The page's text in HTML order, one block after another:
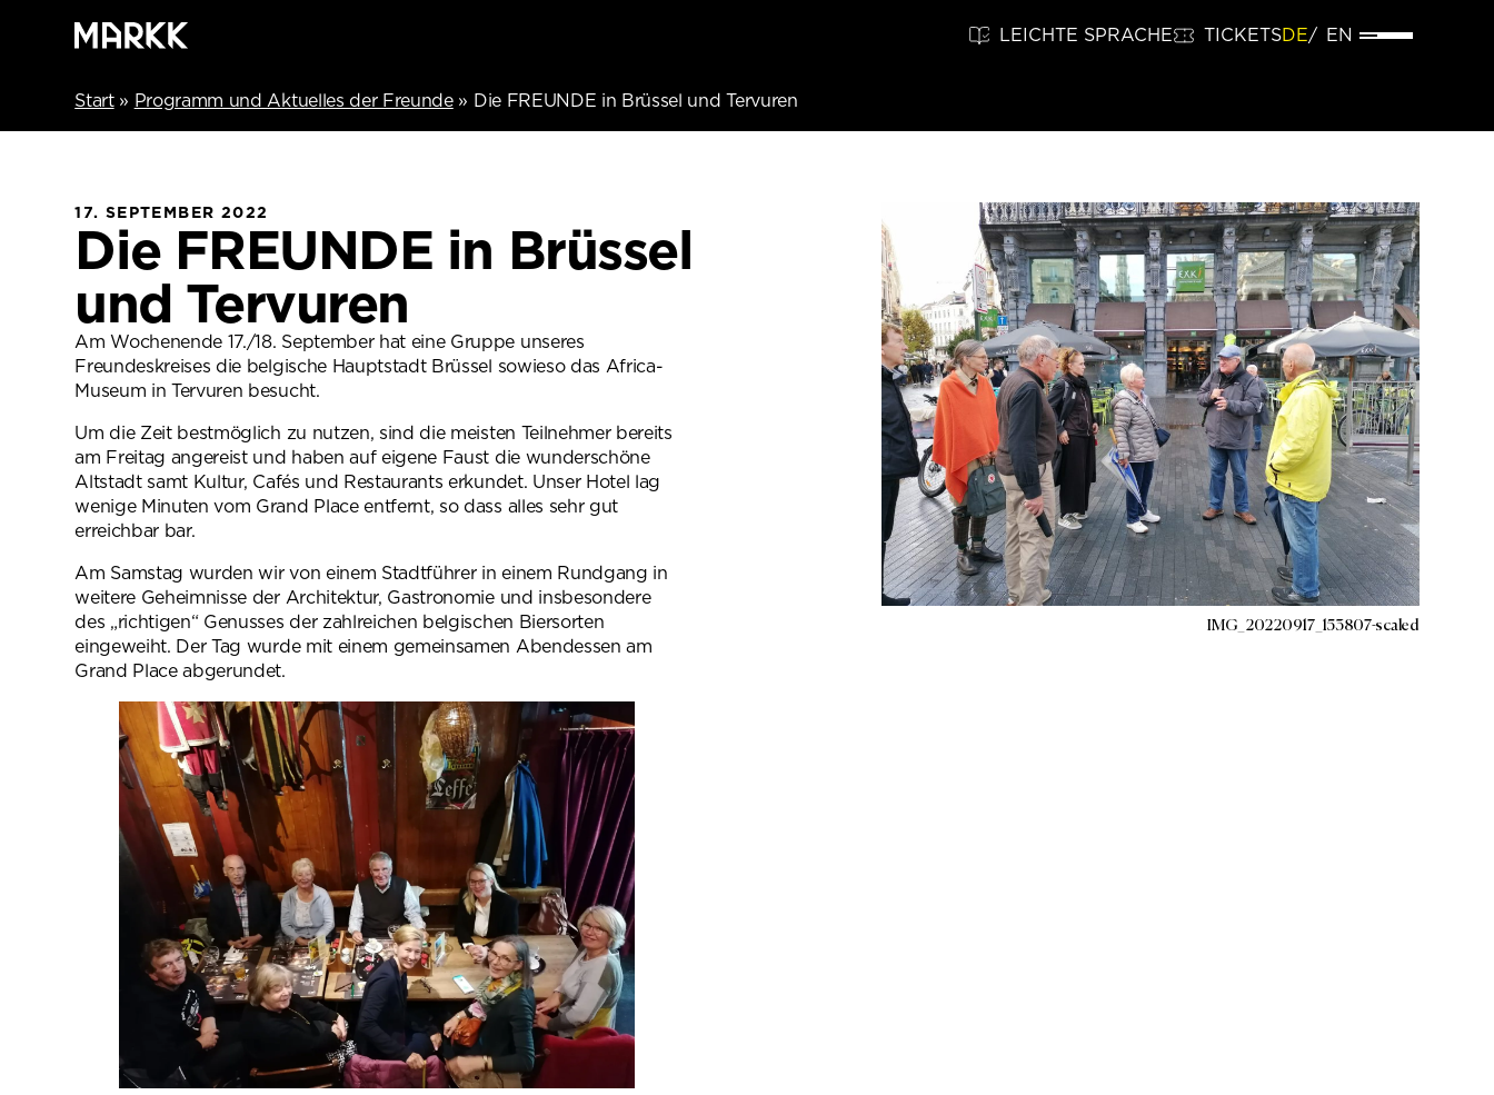
LEICHTE SPRACHE TICKETSDE EN
Start» Programm und Aktuelles der Freunde» Die FREUNDE in Brüssel und Tervuren
17. SEPTEMBER 2022
Die FREUNDE in Brüssel
und Tervuren
Am Wochenende 17./18. September hat eine Gruppe unseres
Freundeskreises die belgische Hauptstadt Brüssel sowieso das Africa-
Museum in Tervuren besucht.
Um die Zeit bestmöglich zu nutzen, sind die meisten Teilnehmer bereits
am Freitag angereist und haben auf eigene Faust die wunderschöne
Altstadt samt Kultur, Cafés und Restaurants erkundet. Unser Hotel lag
wenige Minuten vom Grand Place entfernt, so dass alles sehr gut
erreichbar bar.
Am Samstag wurden wir von einem Stadtführer in einem Rundgang in
weitere Geheimnisse der Architektur, Gastronomie und insbesondere
des „richtigen“ Genusses der zahlreichen belgischen Biersorten
eingeweiht. Der Tag wurde mit einem gemeinsamen Abendessen am
Grand Place abgerundet.
IMG_20220917_153807-scaled